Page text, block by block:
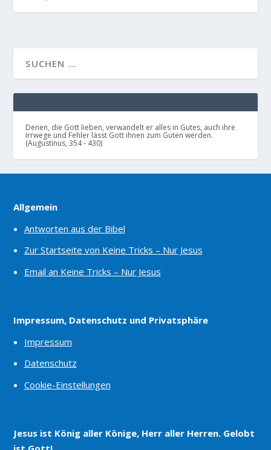
Denen, die Gott lieben, verwandelt er alles in Gutes, auch ihre
Irrwege und Fehler lässt Gott ihnen zum Guten werden.
(Augustinus, 354 - 430)
Allgemein
Antworten aus der Bibel
Zur Startseite von Keine Tricks – Nur Jesus
Email an Keine Tricks – Nur Jesus
Impressum, Datenschutz und Privatsphäre
Impressum
Datenschutz
Cookie-Einstellungen
Jesus ist König aller Könige, Herr aller Herren. Gelobt